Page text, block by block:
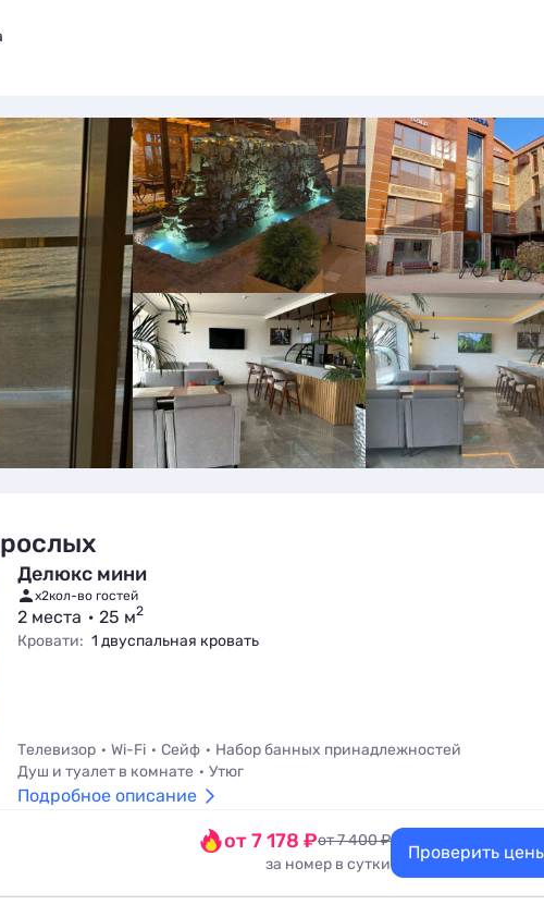
Делюкс мини
x2кол-во гостей
2 места 25 м2
Кровати: 1 двуспальная кровать
Телевизор Wi-Fi Сейф
Набор банных принадлежностей
Душ и туалет в комнате
Утюг
Подробное описание
от 7 178 ₽от 7 400 ₽
за номер в сутки
Проверить